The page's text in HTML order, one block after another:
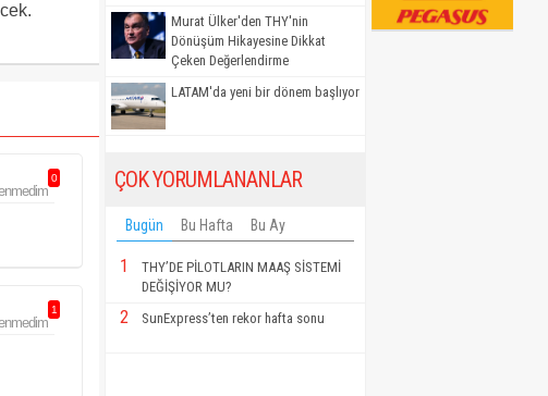
0
1
Murat Ülker'den THY'nin
Dönüşüm Hikayesine Dikkat
Çeken Değerlendirme
LATAM'da yeni bir dönem başlıyor
ÇOK YORUMLANANLAR
Bugün Bu Hafta Bu Ay
1
THY’DE PİLOTLARIN MAAŞ SİSTEMİ
DEĞİŞİYOR MU?
2 SunExpress’ten rekor hafta sonu